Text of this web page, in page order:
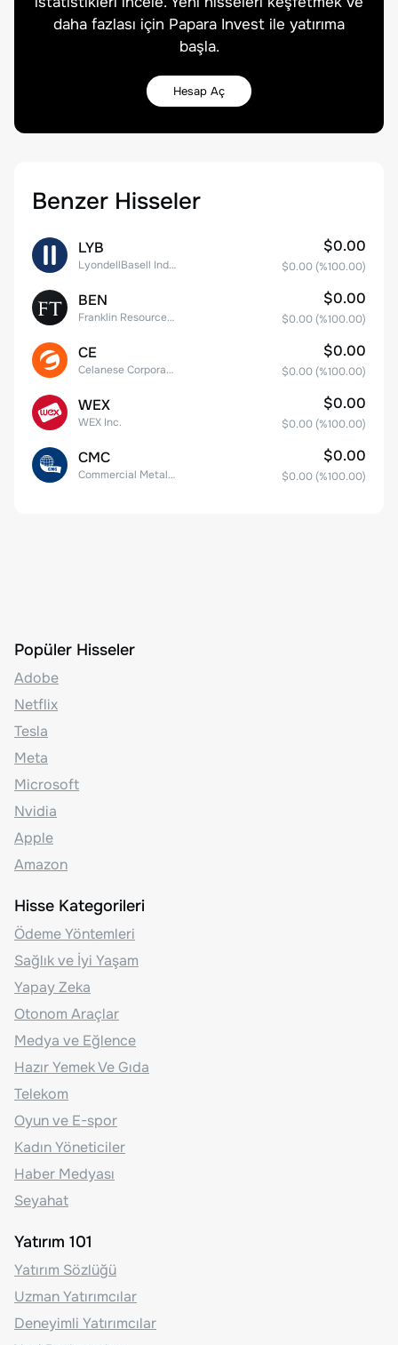
daha fazlası için Papara Invest ile yatırıma
başla.
Hesap Aç
Benzer Hisseler
LYB
LyondellBasell Industries N.V. Class A
$0.00
$0.00 (%100.00)
BEN
Franklin Resources, Inc.
$0.00
$0.00 (%100.00)
CE
Celanese Corporation Common Stock
$0.00
$0.00 (%100.00)
WEX
WEX Inc.
$0.00
$0.00 (%100.00)
CMC
Commercial Metals Company
$0.00
$0.00 (%100.00)
Popüler Hisseler
Adobe
Netflix
Tesla
Meta
Microsoft
Nvidia
Apple
Amazon
Hisse Kategorileri
Ödeme Yöntemleri
Sağlık ve İyi Yaşam
Yapay Zeka
Otonom Araçlar
Medya ve Eğlence
Hazır Yemek Ve Gıda
Telekom
Oyun ve E-spor
Kadın Yöneticiler
Haber Medyası
Seyahat
Yatırım 101
Yatırım Sözlüğü
Uzman Yatırımcılar
Deneyimli Yatırımcılar